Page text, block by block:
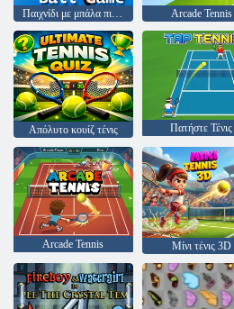
Παιχνίδι με μπάλα πινγκ πονγκ Arcade Tennis
Απόλυτο κουίζ τένις Πατήστε Τένις
Arcade Tennis Μίνι τένις 3D